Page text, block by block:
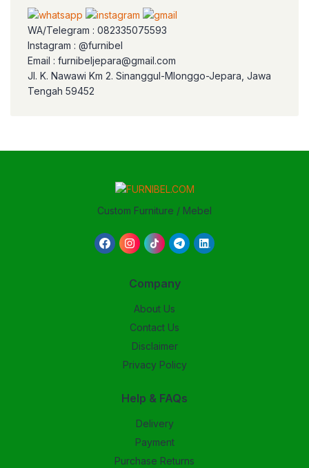
WA/Telegram : 082335075593
Instagram : @furnibel
Email : furnibeljepara@gmail.com
Jl. K. Nawawi Km 2. Sinanggul-Mlonggo-Jepara, Jawa
Tengah 59452
Custom Furniture / Mebel
Company
About Us
Contact Us
Disclaimer
Privacy Policy
Help & FAQs
Delivery
Payment
Purchase Returns